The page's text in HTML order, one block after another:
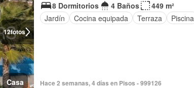
12fotos
Casa
8 Dormitorios
4 Baños
449 m²
Jardín
Cocina equipada Terraza Piscina
Hace 2 semanas, 4 días en Pisos - 999126